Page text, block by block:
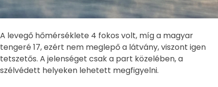
A levegő hőmérséklete 4 fokos volt, míg a magyar
tengeré 17, ezért nem meglepő a látvány, viszont igen
tetszetős. A jelenséget csak a part közelében, a
szélvédett helyeken lehetett megfigyelni.